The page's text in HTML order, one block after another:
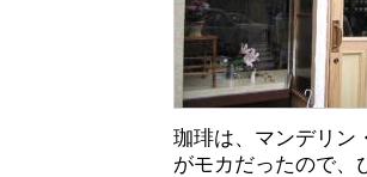
珈琲は、マンデリン
がモカだったので、